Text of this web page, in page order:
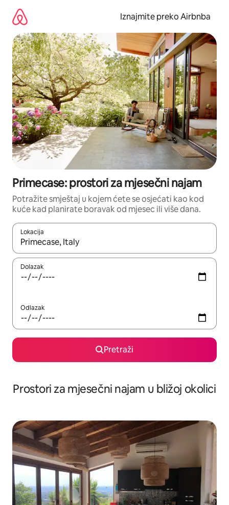
sadržaj
Iznajmite preko Airbnba
Primecase: prostori za mjesečni najam
Potražite smještaj u kojem ćete se osjećati kao kod
kuće kad planirate boravak od mjesec ili više dana.
Lokacija
Kada budu dostupni rezultati, moći ćete ih pregledati
Dolazak
Odlazak
Pretraži
Prostori za mjesečni najam u bližoj okolici